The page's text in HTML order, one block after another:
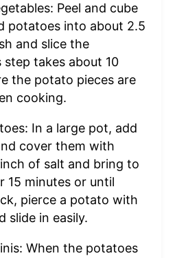
Peel and cube
potatoes into about 2.5
and slice the
step takes about 10
the potato pieces are
cooking.
In a large pot, add
cover them with
of salt and bring to
15 minutes or until
pierce a potato with
slide in easily.
When the potatoes